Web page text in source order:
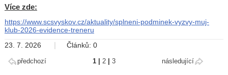
Více zde:
https://www.scsvyskov.cz/aktuality/splneni-podminek-vyzvy-muj-
klub-2026-evidence-treneru
23. 7. 2026
| Článků: 0
předchozí 1 2 3 následující